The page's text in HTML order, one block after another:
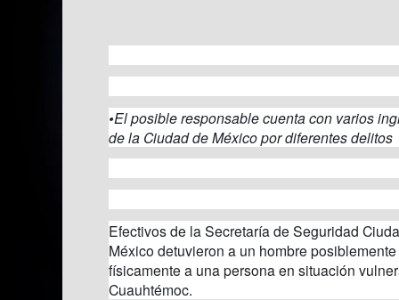
•El posible responsable cuenta con varios
de la Ciudad de México por diferentes delitos
Efectivos de la Secretaría de Seguridad
México detuvieron a un hombre
físicamente a una persona en situación
Cuauhtémoc.